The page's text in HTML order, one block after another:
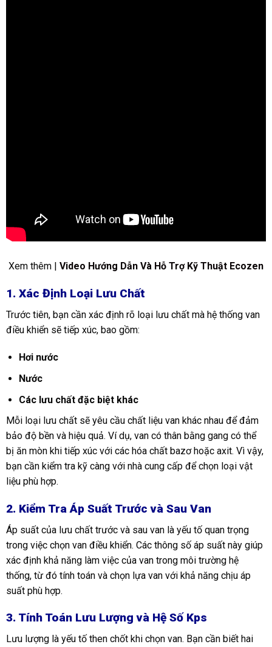
Xem thêm | Video Hướng Dẫn Và Hỗ Trợ Kỹ Thuật Ecozen
1. Xác Định Loại Lưu Chất
Trước tiên, bạn cần xác định rõ loại lưu chất mà hệ thống van
điều khiển sẽ tiếp xúc, bao gồm:
Hơi nước
Nước
Các lưu chất đặc biệt khác
Mỗi loại lưu chất sẽ yêu cầu chất liệu van khác nhau để đảm
bảo độ bền và hiệu quả. Ví dụ, van có thân bằng gang có thể
bị ăn mòn khi tiếp xúc với các hóa chất bazơ hoặc axit. Vì vậy,
bạn cần kiểm tra kỹ càng với nhà cung cấp để chọn loại vật
liệu phù hợp.
2. Kiểm Tra Áp Suất Trước và Sau Van
Áp suất của lưu chất trước và sau van là yếu tố quan trọng
trong việc chọn van điều khiển. Các thông số áp suất này giúp
xác định khả năng làm việc của van trong môi trường hệ
thống, từ đó tính toán và chọn lựa van với khả năng chịu áp
suất phù hợp.
3. Tính Toán Lưu Lượng và Hệ Số Kps
Lưu lượng là yếu tố then chốt khi chọn van. Bạn cần biết hai